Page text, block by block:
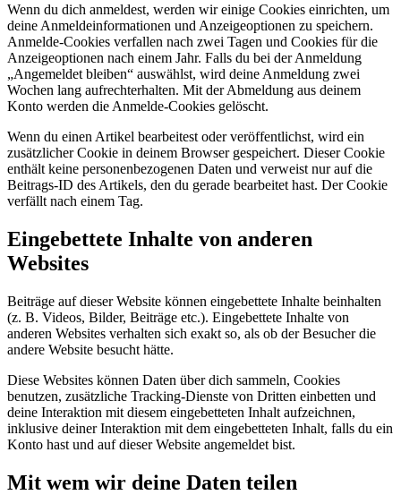
Wenn du dich anmeldest, werden wir einige Cookies einrichten, um
deine Anmeldeinformationen und Anzeigeoptionen zu speichern.
Anmelde-Cookies verfallen nach zwei Tagen und Cookies für die
Anzeigeoptionen nach einem Jahr. Falls du bei der Anmeldung
„Angemeldet bleiben“ auswählst, wird deine Anmeldung zwei
Wochen lang aufrechterhalten. Mit der Abmeldung aus deinem
Konto werden die Anmelde-Cookies gelöscht.
Wenn du einen Artikel bearbeitest oder veröffentlichst, wird ein
zusätzlicher Cookie in deinem Browser gespeichert. Dieser Cookie
enthält keine personenbezogenen Daten und verweist nur auf die
Beitrags-ID des Artikels, den du gerade bearbeitet hast. Der Cookie
verfällt nach einem Tag.
Eingebettete Inhalte von anderen
Websites
Beiträge auf dieser Website können eingebettete Inhalte beinhalten
(z. B. Videos, Bilder, Beiträge etc.). Eingebettete Inhalte von
anderen Websites verhalten sich exakt so, als ob der Besucher die
andere Website besucht hätte.
Diese Websites können Daten über dich sammeln, Cookies
benutzen, zusätzliche Tracking-Dienste von Dritten einbetten und
deine Interaktion mit diesem eingebetteten Inhalt aufzeichnen,
inklusive deiner Interaktion mit dem eingebetteten Inhalt, falls du ein
Konto hast und auf dieser Website angemeldet bist.
Mit wem wir deine Daten teilen